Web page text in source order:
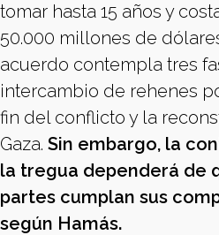
tomar hasta 15 años y
50.000 millones de
acuerdo contempla tres
intercambio de rehenes
fin del conflicto y la
Gaza. Sin embargo, la
la tregua dependerá de
partes cumplan sus
según Hamás.